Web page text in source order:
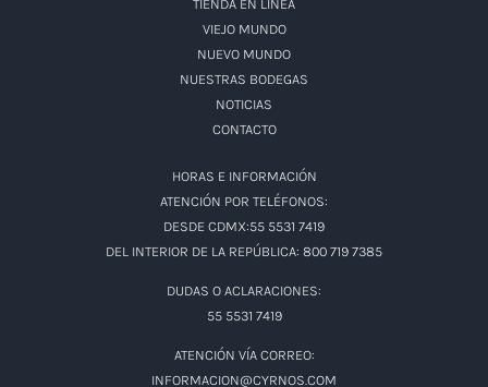
TIENDA EN LÍNEA
VIEJO MUNDO
NUEVO MUNDO
NUESTRAS BODEGAS
NOTICIAS
CONTACTO
HORAS E INFORMACIÓN
ATENCIÓN POR TELÉFONOS:
DESDE CDMX:55 5531 7419
DEL INTERIOR DE LA REPÚBLICA: 800 719 7385
DUDAS O ACLARACIONES:
55 5531 7419
ATENCIÓN VÍA CORREO:
INFORMACION@CYRNOS.COM